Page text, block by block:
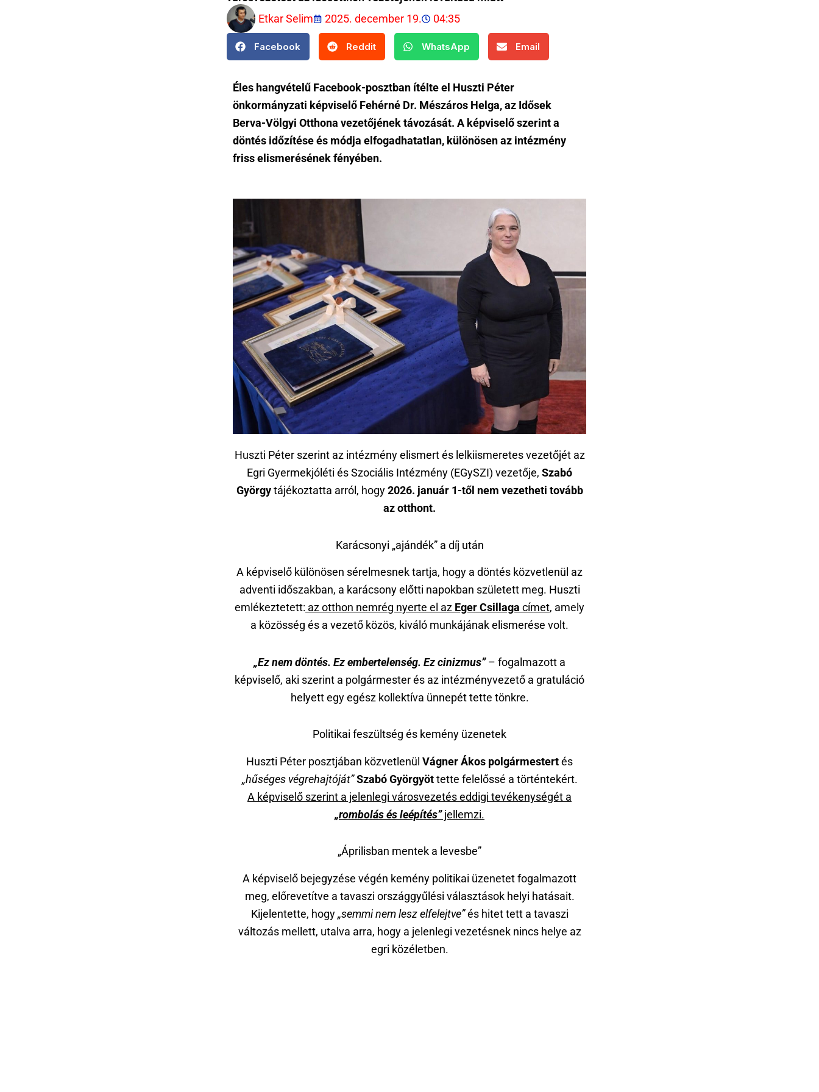
Etkar Selim
2025. december 19. 04:35
Facebook Reddit WhatsApp Email
Éles hangvételű Facebook-posztban ítélte el Huszti Péter
önkormányzati képviselő Fehérné Dr. Mészáros Helga, az Idősek
Berva-Völgyi Otthona vezetőjének távozását. A képviselő szerint a
döntés időzítése és módja elfogadhatatlan, különösen az intézmény
friss elismerésének fényében.
Huszti Péter szerint az intézmény elismert és lelkiismeretes vezetőjét az
Egri Gyermekjóléti és Szociális Intézmény (EGySZI) vezetője, Szabó
Györgytájékoztatta arról, hogy2026. január 1-től nem vezetheti tovább
az otthont.
Karácsonyi „ajándék” a díj után
A képviselő különösen sérelmesnek tartja, hogy a döntés közvetlenül az
adventi időszakban, a karácsony előtti napokban született meg. Huszti
emlékeztetett: az otthon nemrég nyerte el az Eger Csillaga címet, amely
a közösség és a vezető közös, kiváló munkájának elismerése volt.
„Ez nem döntés. Ez embertelenség. Ez cinizmus”– fogalmazott a
képviselő, aki szerint a polgármester és az intézményvezető a gratuláció
helyett egy egész kollektíva ünnepét tette tönkre.
Politikai feszültség és kemény üzenetek
Huszti Péter posztjában közvetlenül Vágner Ákos polgármestertés
„hűséges végrehajtóját” Szabó Györgyöttette felelőssé a történtekért.
A képviselő szerint a jelenlegi városvezetés eddigi tevékenységét a
„rombolás és leépítés”jellemzi.
„Áprilisban mentek a levesbe”
A képviselő bejegyzése végén kemény politikai üzenetet fogalmazott
meg, előrevetítve a tavaszi országgyűlési választások helyi hatásait.
Kijelentette, hogy„semmi nem lesz elfelejtve”és hitet tett a tavaszi
változás mellett, utalva arra, hogy a jelenlegi vezetésnek nincs helye az
egri közéletben.